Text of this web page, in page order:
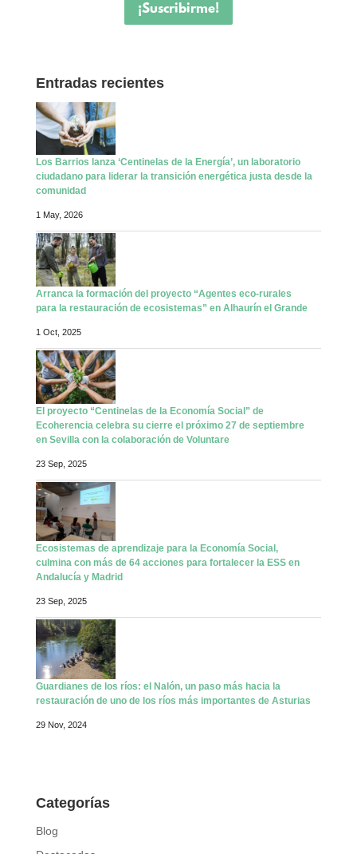
¡Suscribirme!
Entradas recientes
Los Barrios lanza ‘Centinelas de la Energía’, un laboratorio
ciudadano para liderar la transición energética justa desde la
comunidad
1 May, 2026
Arranca la formación del proyecto “Agentes eco-rurales
para la restauración de ecosistemas” en Alhaurín el Grande
1 Oct, 2025
El proyecto “Centinelas de la Economía Social” de
Ecoherencia celebra su cierre el próximo 27 de septiembre
en Sevilla con la colaboración de Voluntare
23 Sep, 2025
Ecosistemas de aprendizaje para la Economía Social,
culmina con más de 64 acciones para fortalecer la ESS en
Andalucía y Madrid
23 Sep, 2025
Guardianes de los ríos: el Nalón, un paso más hacia la
restauración de uno de los ríos más importantes de Asturias
29 Nov, 2024
Categorías
Blog